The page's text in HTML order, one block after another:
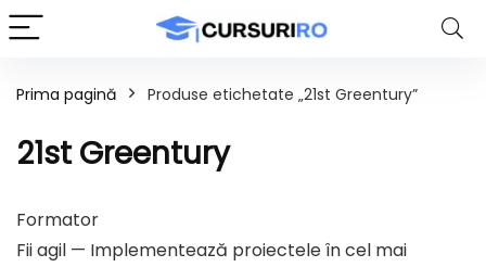
Prima pagină Produse etichetate „21st Greentury”
21st Greentury
Formator
Fii agil — Implementează proiectele în cel mai